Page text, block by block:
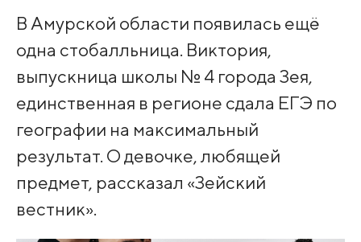
В Амурской области появилась ещё
одна стобалльница. Виктория,
выпускница школы № 4 города Зея,
единственная в регионе сдала ЕГЭ по
географии на максимальный
результат. О девочке, любящей
предмет, рассказал «Зейский
вестник».